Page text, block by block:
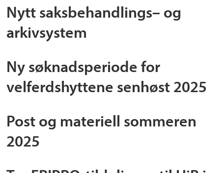
Nytt saksbehandlings– og
arkivsystem
Ny søknadsperiode for
velferdshyttene senhøst 2025
Post og materiell sommeren
2025